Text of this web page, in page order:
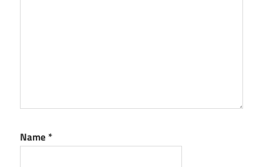
Name *